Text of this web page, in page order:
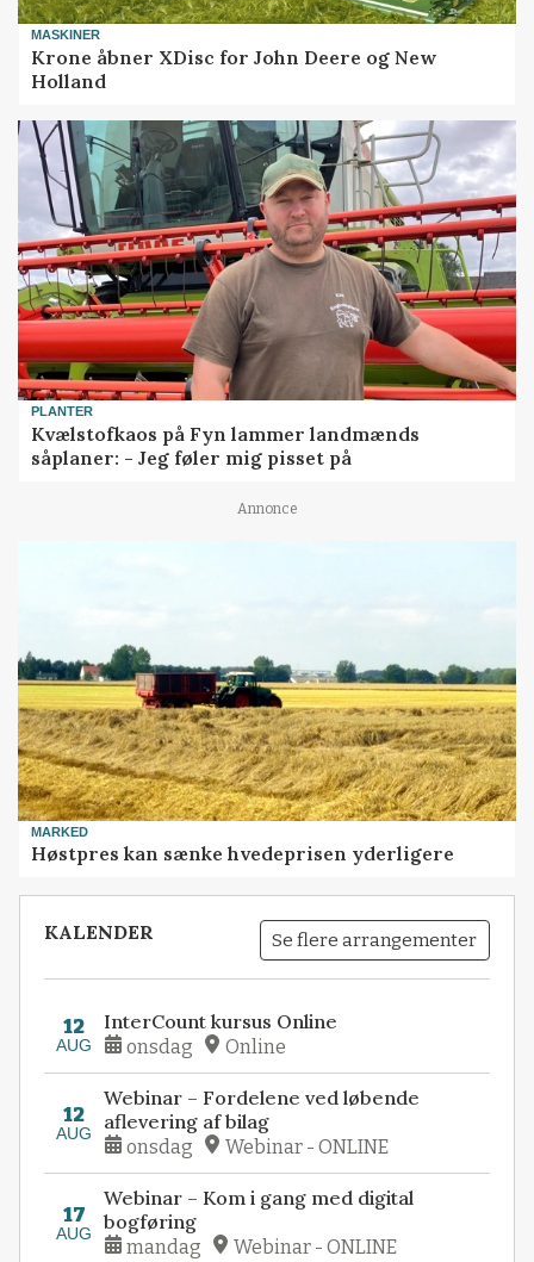
MASKINER
Krone åbner XDisc for John Deere og New
Holland
PLANTER
Kvælstofkaos på Fyn lammer landmænds
såplaner: - Jeg føler mig pisset på
Annonce
MARKED
Høstpres kan sænke hvedeprisen yderligere
KALENDER Se flere arrangementer
12
AUG
InterCount kursus Online
onsdag Online
12
AUG
Webinar – Fordelene ved løbende
aflevering af bilag
onsdag Webinar - ONLINE
17
AUG
Webinar – Kom i gang med digital
bogføring
mandag Webinar - ONLINE